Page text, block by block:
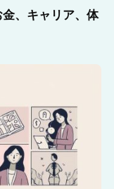
、キャリア、体